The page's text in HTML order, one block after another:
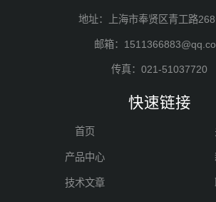
地址：上海市奉贤区青工路
邮箱：
传真：021-51037720
快速链接
首页
产品中心
技术文章